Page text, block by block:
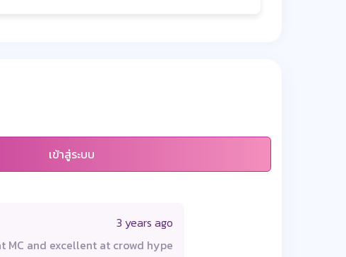
เข้าสู่ระบบ
3 years ago
MC and excellent at crowd hype